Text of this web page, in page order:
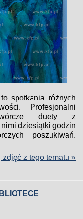
spotkania różnych
Profesjonalni
duety z
dziesiątki godzin
poszukiwań.
zdjęć z tego tematu »